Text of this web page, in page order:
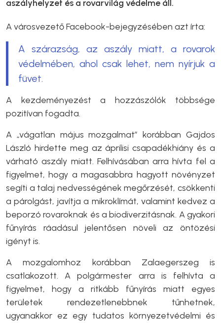
aszályhelyzet és a rovarvilág védelme áll.
A városvezető Facebook-bejegyzésében azt írta:
A szárazság, az aszály miatt, a rovarok
védelmében, ahol csak lehet, nem nyírjuk a
füvet.
A kezdeményezést a hozzászólók többsége
pozitívan fogadta.
A „vágatlan május mozgalmat” korábban Gajdos
László hirdette meg az áprilisi csapadékhiány és a
várható aszály miatt. Felhívásában arra hívta fel a
figyelmet, hogy a magasabbra hagyott növényzet
segíti a talaj nedvességének megőrzését, csökkenti
a párolgást, javítja a mikroklímát, valamint kedvez a
beporzó rovaroknak és a biodiverzitásnak. A gyakori
fűnyírás ráadásul jelentősen növeli az öntözési
igényt is.
A mozgalomhoz korábban Zalaegerszeg is
csatlakozott. A polgármester arra is felhívta a
figyelmet, hogy a ritkább fűnyírás miatt egyes
területek rendezetlenebbnek tűnhetnek,
ugyanakkor ez egy tudatos környezetvédelmi és